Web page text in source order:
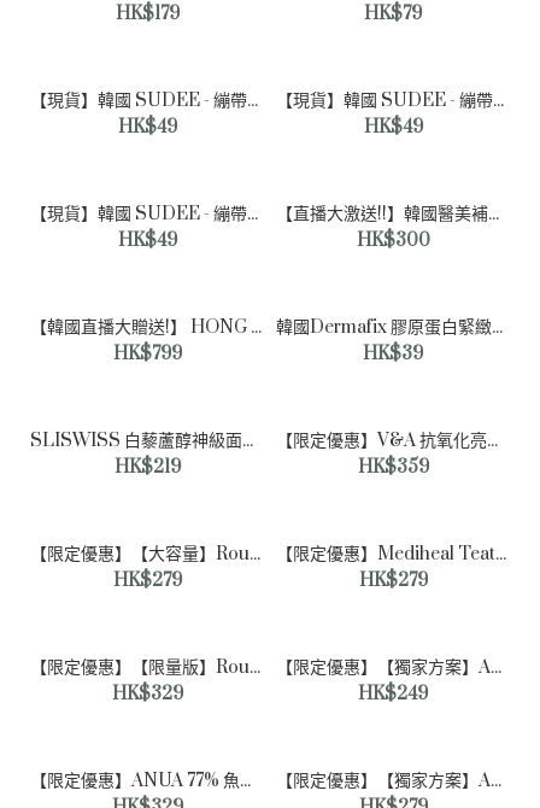
HOIA 酵‮氨母‬基酸‮膚淨‬洗面精華 150ml｜市場上瘋狂回購｜
HK$179
HK$79
【現貨】韓國 SUDEE - 繃帶面膜系列 | 黑色 - 美白淡斑 (1盒5片)
HK$49
【現貨】韓國 SUDEE - 繃帶面膜系列 | 灰色 - 彈力緊緻 (1盒5片)
HK$49
【現貨】韓國 SUDEE - 繃帶面膜系列 | 白色 - 緊緻修復 (1盒5片)
HK$49
【直播大激送!!】韓國醫美補水面膜Miracle PGA Serum Mask (1盒7片) 買2盒送1盒 套裝優惠 【四月中到貨】
HK$300
【韓國直播大贈送!】 HONG 人蔘護理特別套裝 HONG SKINCARE SOLUTION SPECIAL CARE PROGRAM 【預計四月中至四月尾到貨】
HK$799
韓國Dermafix 膠原蛋白緊緻抗皺眼膜 4g (1對)
HK$39
SLISWISS 白藜蘆醇神級面膜 150ML
HK$219
【限定優惠】V&A 抗氧化亮採精華安瓶 (30ml+30ml) 優惠套裝
HK$359
【限定優惠】【大容量】Round Lab 1025 獨島爽膚水/化妝水 500ml + 100ml 優惠套裝
HK$279
【限定優惠】Mediheal Teatree Trouble Pad 茶樹精華鎮靜化妝水棉片 (100 張 + 100 張替換裝)
HK$279
【限定優惠】【限量版】Round Lab樺樹保濕面霜80ml 1+1 （+4片保濕墊）優惠套裝
HK$329
【限定優惠】【獨家方案】ANUA 77% 魚腥草修復調理濕膚化妝水 Soothing Toner 350ml Special（+40ml爽膚水+2片面膜+10ml防曬霜）
HK$249
【限定優惠】ANUA 77% 魚腥草 Clear Pad 收毛孔去暗粒去角質棉 (70+70 Sheet Refill 補充)
【限定優惠】【獨家方案】ANUA 80% 高濃度魚腥草保濕舒緩安瓶精華 30ml